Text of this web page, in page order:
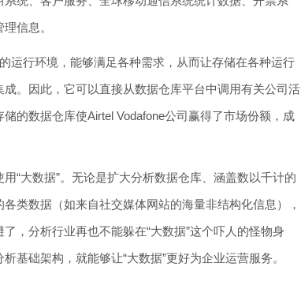
信息。
运行环境，能够满足各种需求，从而让存储在各种运行
。因此，它可以直接从数据仓库平台中调用有关公司活
的数据仓库使Airtel Vodafone公司赢得了市场份额，成
“大数据”。无论是扩大分析数据仓库、涵盖数以千计的
类数据（如来自社交媒体网站的海量非结构化信息），
，分析行业再也不能躲在“大数据”这个吓人的怪物身
基础架构，就能够让“大数据”更好为企业运营服务。